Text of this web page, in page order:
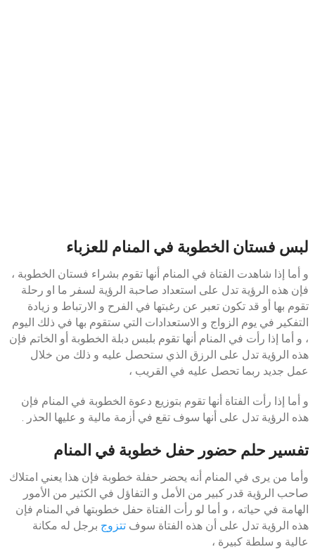
لبس فستان الخطوبة في المنام للعزباء
و أما إذا شاهدت الفتاة في المنام أنها تقوم بشراء فستان الخطوبة ،
فإن هذه الرؤية تدل على استعداد صاحبة الرؤية لسفر ما او رحلة
تقوم بها أو قد تكون تعبر عن رغبتها في الفرح و الارتباط و زيادة
التفكير في يوم الزواج و الاستعدادات التي ستقوم بها في ذلك اليوم
، و أما إذا رأت في المنام أنها تقوم بلبس دبلة الخطوبة أو الخاتم فإن
هذه الرؤية تدل على الرزق الذي ستحصل عليه و ذلك من خلال
عمل جديد ربما تحصل عليه في القريب ،
و أما إذا رأت الفتاة أنها تقوم بتوزيع دعوة الخطوبة في المنام فإن
هذه الرؤية تدل على أنها سوف تقع في أزمة مالية و عليها الحذر .
تفسير حلم حضور حفل خطوبة في المنام
وأما من يرى في المنام أنه يحضر حفلة خطوبة فإن هذا يعني امتلاك
صاحب الرؤية قدر كبير من الأمل و التفاؤل في الكثير من الأمور
الهامة في حياته ، و أما لو رأت الفتاة حفل خطوبتها في المنام فإن
هذه الرؤية تدل على أن هذه الفتاة سوف تتزوج برجل له مكانة
عالية و سلطة كبيرة ،